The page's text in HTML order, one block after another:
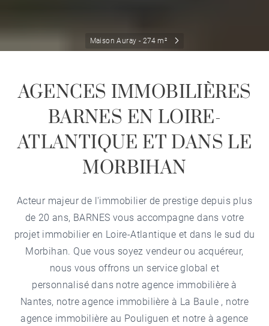
Maison Auray - 274 m²
AGENCES IMMOBILIÈRES
BARNES EN LOIRE-
ATLANTIQUE ET DANS LE
MORBIHAN
Acteur majeur de l'immobilier de prestige depuis plus
de 20 ans, BARNES vous accompagne dans votre
projet immobilier en Loire-Atlantique et dans le sud du
Morbihan. Que vous soyez vendeur ou acquéreur,
nous vous offrons un service global et
personnalisé dans notre agence immobilière à
Nantes, notreagence immobilière à La Baule , notre
agence immobilière au Pouliguen et notre àagence